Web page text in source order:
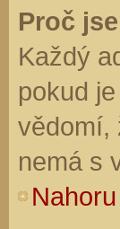
Proč
Každý
pokud
vědomí,
nemá s
Nahoru